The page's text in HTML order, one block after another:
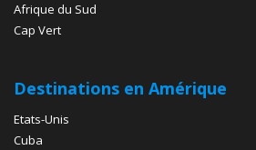
Afrique du Sud
Cap Vert
Destinations en Amérique
Etats-Unis
Cuba